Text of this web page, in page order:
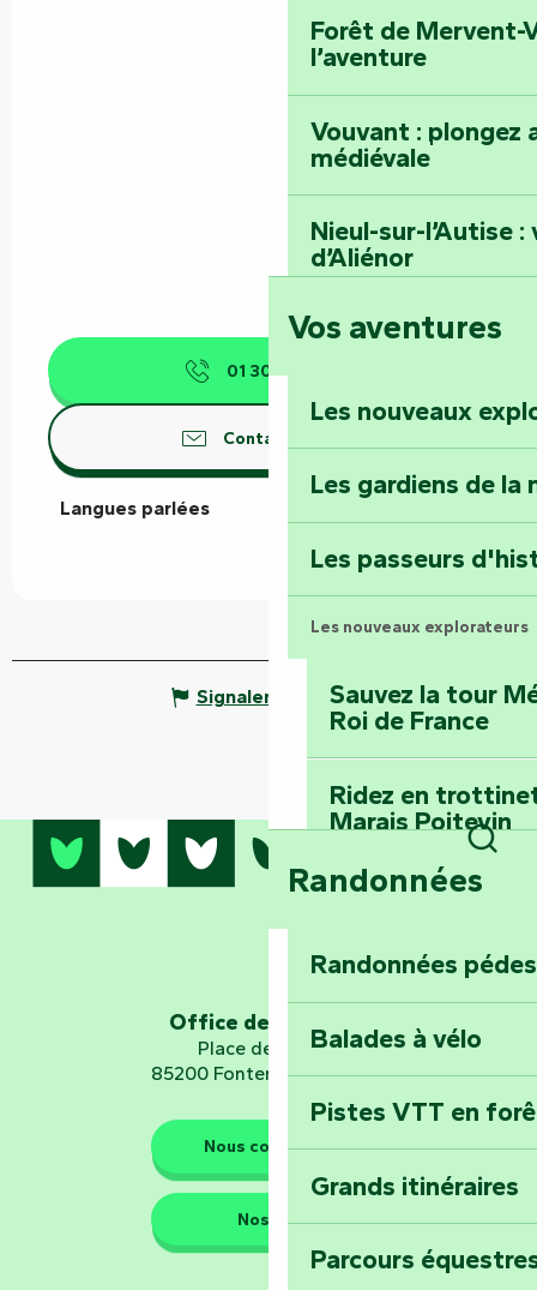
Forêt de Mervent-
l’aventure
Vouvant : plongez
médiévale
Nieul-sur-l’Autise
d’Aliénor
Foussais-Payré :
Faymoreau :
épopée minière
Terre d’étoiles :
Vos aventures
Les nouveaux
Les gardiens de la
Les passeurs
Les nouveaux explorateurs
Sauvez la tour
Roi de France
Ridez en
Marais Poitevin
Embarquez pour
Explorez
d’orientation «
Les gardiens de la nature
Randonnées
Randonnées
Balades à vélo
Pistes VTT en
Grands itinéraires
Parcours
01 30 43 76
Contactez-nous
Langues parlées
Langues parlées
Signaler une erreur
Office de tourisme
Place de Verdun
85200 Fontenay-le-Comte
Nous contacter
Nos QG